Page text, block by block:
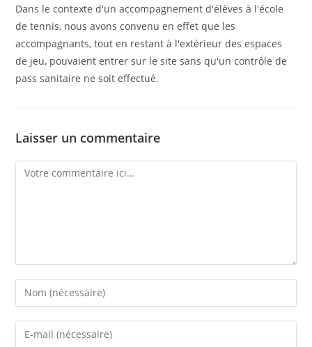
Dans le contexte d'un accompagnement d'élèves à l'école
de tennis, nous avons convenu en effet que les
accompagnants, tout en restant à l'extérieur des espaces
de jeu, pouvaient entrer sur le site sans qu'un contrôle de
pass sanitaire ne soit effectué.
Laisser un commentaire